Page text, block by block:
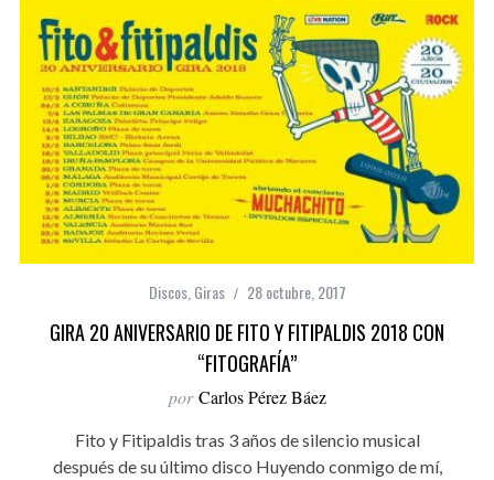
Discos, Giras 28 octubre, 2017
GIRA 20 ANIVERSARIO DE FITO Y FITIPALDIS 2018 CON
“FITOGRAFÍA”
por Carlos Pérez Báez
Fito y Fitipaldis tras 3 años de silencio musical
después de su último disco Huyendo conmigo de mí,